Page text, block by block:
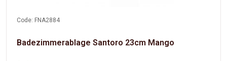
Code: FNA2884
Badezimmerablage Santoro 23cm Mango